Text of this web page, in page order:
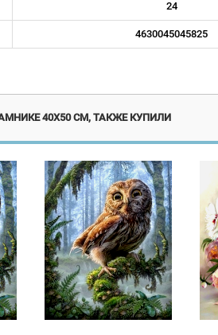
24
4630045045825
40Х50 СМ, ТАКЖЕ КУПИЛИ